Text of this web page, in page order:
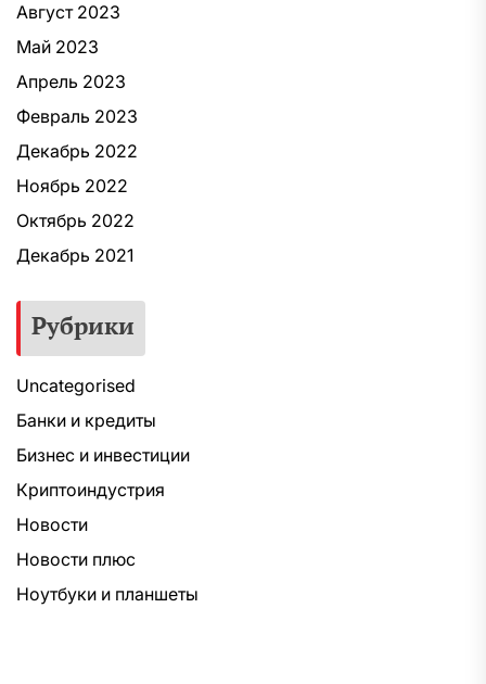
Август 2023
Май 2023
Апрель 2023
Февраль 2023
Декабрь 2022
Ноябрь 2022
Октябрь 2022
Декабрь 2021
Рубрики
Uncategorised
Банки и кредиты
Бизнес и инвестиции
Криптоиндустрия
Новости
Новости плюс
Ноутбуки и планшеты